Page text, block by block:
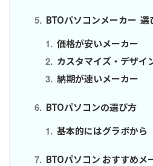
BTOパソコンメーカー 選
価格が安いメーカー
カスタマイズ・デザイ
納期が速いメーカー
BTOパソコンの選び方
基本的にはグラボから
BTOパソコン おすすめメ